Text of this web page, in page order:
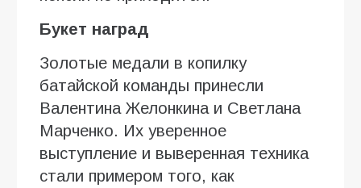
Букет наград
Золотые медали в копилку
батайской команды принесли
Валентина Желонкина и Светлана
Марченко. Их уверенное
выступление и выверенная техника
стали примером того, как